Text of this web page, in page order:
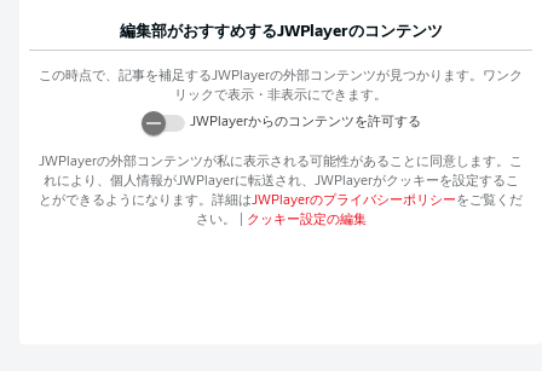
編集部がおすすめするJWPlayerのコンテンツ
この時点で、記事を補足するJWPlayerの外部コンテンツが見つかります。ワンク
リックで表示・非表示にできます。
JWPlayerからのコンテンツを許可する
JWPlayerの外部コンテンツが私に表示される可能性があることに同意します。こ
れにより、個人情報がJWPlayerに転送され、 JWPlayerがクッキーを設定するこ
とができるようになります。詳細はJWPlayerのプライバシーポリシーをご覧くだ
さい。
クッキー設定の編集